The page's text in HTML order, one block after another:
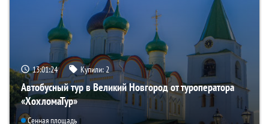
13:01:22 Купили:2
Автобусный тур в Великий Новгород от туроператора
«ХохломаТур»
Сенная площадь